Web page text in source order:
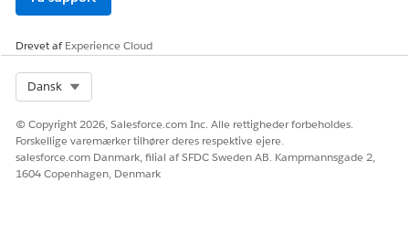
John klikker på Tildel med Einstein på
analysere nøglefelter og historiske hændelser, hvilket giver
mere vægt til beskrivelsen, der omtaler VPN-afbrydelser og
arbejde hjemmefra. Einstein anbefaler, at du gentildeler
INC-0001 til den relevante kø af netværksspecialister, der
har løst 12 lignende VPN-relaterede hændelser 40 %
hurtigere end det samlede teamgennemsnit.
Hændelsesejer ændres automatisk fra IT Support L1-kø til
Drevet afExperience Cloud
Dansk
© Copyright 2026, Salesforce.com Inc. Alle rettigheder forbeholdes.
Forskellige varemærker tilhører deres respektive ejere.
salesforce.com Danmark, filial af SFDC Sweden AB. Kampmannsgade 2,
1604 Copenhagen, Denmark